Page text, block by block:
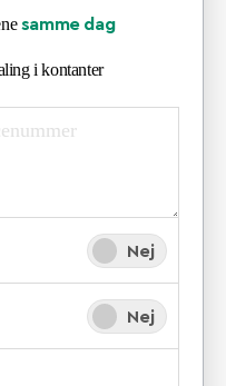
samme dag
i kontanter
Nej
Nej